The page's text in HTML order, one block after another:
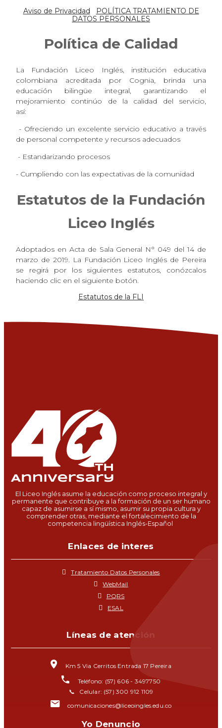
Aviso de Privacidad
POLÍTICA TRATAMIENTO DE
DATOS PERSONALES
Política de Calidad
La Fundación Liceo Inglés, institución educativa
colombiana acreditada por Cognia, brinda una
educación bilingüe integral, garantizando el
mejoramiento continúo de la calidad del servicio,
así:
- Ofreciendo un excelente servicio educativo a través
de personal competente y recursos adecuados
- Estandarizando procesos
- Cumpliendo con las expectativas de la comunidad
Estatutos de la Fundación
Liceo Inglés
Adoptados en Acta de Sala General N° 049 del 14 de
marzo de 2019. La Fundación Liceo Inglés de Pereira
se regirá por los siguientes estatutos, conózcalos
haciendo clic en el siguiente botón.
Estatutos de la FLI
El Liceo Inglés asume la educación como proceso integral y
permanente que contribuye a la formación de un ser humano
capaz de asumirse a sí mismo, asumir su propia cultura y
comprender otras, mediante el fortalecimiento de la
competencia lingüística Inglés-Español
Enlaces de interes
Tratamiento Datos Personales
WebMail
PQRS
ESAL
Líneas de atención
Km 5 Via Cerritos Entrada 17 Pereira
Teléfono: (57) 606 - 3497750
📞 Celular: (57) 300 912 1109
comunicaciones@liceoingles.edu.co
Yo Denuncio